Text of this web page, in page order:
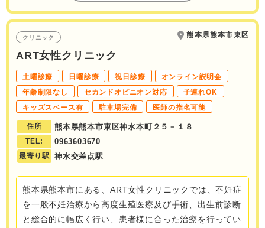
クリニック 熊本県熊本市東区
ART女性クリニック
土曜診療 日曜診療 祝日診療
オンライン説明会
年齢制限なし
セカンドオピニオン対応
子連れOK
キッズスペース有
駐車場完備 医師の指名可能
住所 熊本県熊本市東区神水本町２５－１８
TEL: 0963603670
最寄り駅 神水交差点駅
熊本県熊本市にある、ART女性クリニックでは、不妊症
を一般不妊治療から高度生殖医療及び手術、出生前診断
と総合的に幅広く行い、患者様に合った治療を行ってい